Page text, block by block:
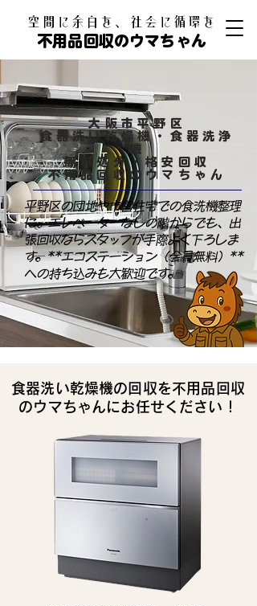
​空間に余白を、社会に循環を
不用品回収のウマちゃん
大阪市平野区
食器洗い乾燥機・食器洗浄
機
無料処分・格安回収
​不用品回収のウマちゃん
平野区の団地や市営住宅での食洗機整理
に。エレベーターなしの階からでも、出
張回収ならスタッフが手際よく下ろしま
す。**エコステーション（会員無料）**
への持ち込みも大歓迎です。
食器洗い乾燥機の回収を不用品回収
のウマちゃんにお任せください！